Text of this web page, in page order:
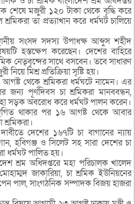
শেষে মজুরী ১২০ টাকা থেকে বৃদ্ধি করে
তা প্রত্যাখান করে ধর্মঘট চালিয়ে
সংসদ সদস্য উপাধক্ষ আব্দুস শহীদ
হস্তক্ষেপ করেছেন। দেশের বাহিরে
নেতৃবৃন্দের সাথে বসবেন। তবে সাধারণ
মিশ্র প্রতিক্রিয়া সৃষ্টি হয়।
থেকে শ্রমিকরা ধর্মঘটে নামেন। এর
জন্য পূর্ণদিবস চা শ্রমিকরা মানববন্ধন,
সড়ক অবরোধ করে ধর্মঘট পালন করেন।
থাকার পর ১৬ আগষ্ট থেকে আবার
শ্রমিকরা।
দেশের ১৬৭টি চা বাগানের ন্যায়
হবিগঞ্জ ও সিলেট সহ সারা দেশের চা
ধর্মঘট পালিত হয়।
শ্রম অধিদপ্তরে মহা পরিচালক খালেদ
জাকারিয়া, চা শ্রমিক ইউনিয়নের
পাল, সাংগঠনিক সম্পাদক বিজয় হাজরা